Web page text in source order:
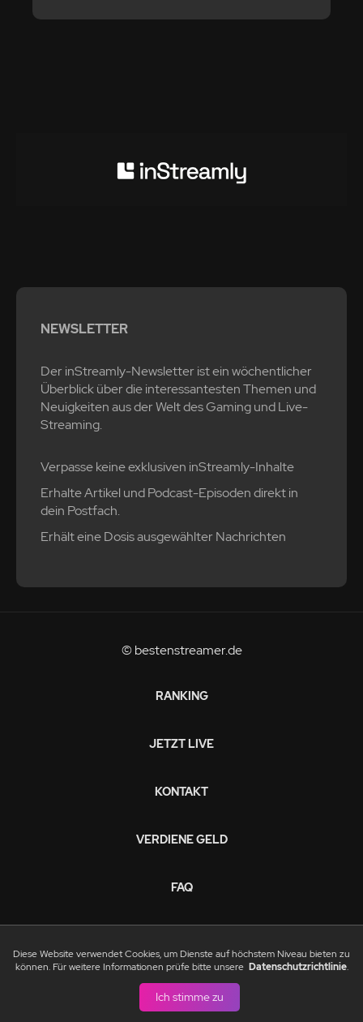
NEWSLETTER
Der inStreamly-Newsletter ist ein wöchentlicher
Überblick über die interessantesten Themen und
Neuigkeiten aus der Welt des Gaming und Live-
Streaming.
Verpasse keine exklusiven inStreamly-Inhalte
Erhalte Artikel und Podcast-Episoden direkt in
dein Postfach.
Erhält eine Dosis ausgewählter Nachrichten
Diese Website verwendet Cookies, um Dienste auf höchstem Niveau bieten zu
können. Für weitere Informationen prüfe bitte unsere Datenschutzrichtlinie.
Ich stimme zu
© bestenstreamer.de
RANKING
JETZT LIVE
KONTAKT
VERDIENE GELD
FAQ
NUTZUNGSBEDINGUNGEN